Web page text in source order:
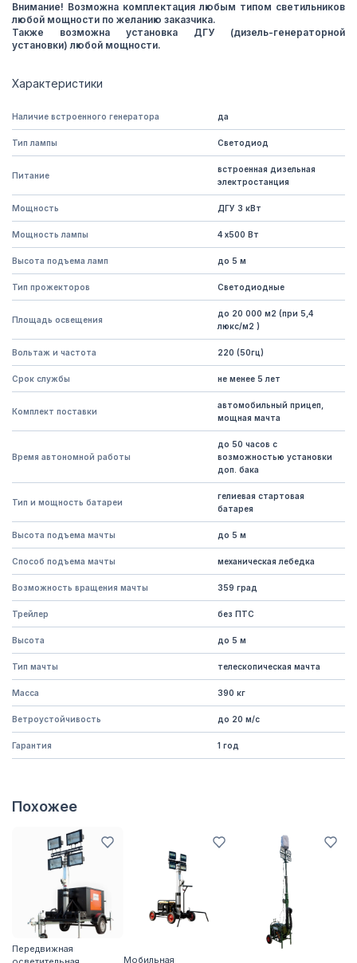
Внимание! Возможна комплектация любым типом светильников
любой мощности по желанию заказчика.
Также возможна установка ДГУ (дизель-генераторной
установки) любой мощности.
Характеристики
Наличие встроенного генератора да
Тип лампы Светодиод
Питание
встроенная дизельная
электростанция
Мощность ДГУ 3 кВт
Мощность лампы 4 х500 Вт
Высота подъема ламп до 5 м
Тип прожекторов Светодиодные
Площадь освещения
до 20 000 м2 (при 5,4
люкс/м2 )
Вольтаж и частота 220 (50гц)
Срок службы не менее 5 лет
Комплект поставки
автомобильный прицеп,
мощная мачта
Время автономной работы
до 50 часов с
возможностью установки
доп. бака
Тип и мощность батареи
гелиевая стартовая
батарея
Высота подъема мачты до 5 м
Способ подъема мачты механическая лебедка
Возможность вращения мачты 359 град
Трейлер без ПТС
Высота до 5 м
Тип мачты телескопическая мачта
Масса 390 кг
Ветроустойчивость до 20 м/с
Гарантия 1 год
Похожее
Передвижная
Мобильная